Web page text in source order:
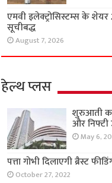
एमवी इलेक्ट्रोसिस्टम्स के
सूचीबद्ध
August 7, 2026
हेल्थ प्लस
शुरुआती
और
May 6,
पत्ता गोभी दिलाएगी ब्रैस्ट
October 27, 2022